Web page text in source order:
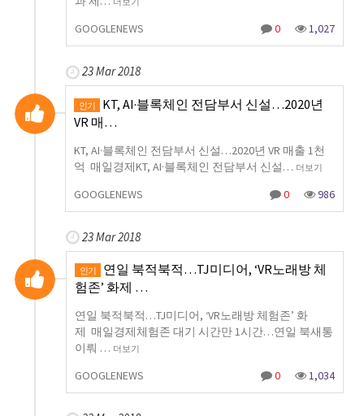
GOOGLENEWS 0 1,027
23 Mar 2018
인기
KT, AI·블록체인 전담부서 신설…2020년
VR 매…
KT, AI·블록체인 전담부서 신설…2020년 VR 매출 1천
억 매일경제KT, AI·블록체인 전담부서 신설… 더보기
GOOGLENEWS 0 986
23 Mar 2018
인기
연일 북적북적…TJ미디어, ‘VR노래방 체
험존’ 화제 …
연일 북적북적…TJ미디어, ‘VR노래방 체험존’ 화
제 매일경제체험존 대기 시간만 1시간…연일 북새통
이뤄 … 더보기
GOOGLENEWS 0 1,034